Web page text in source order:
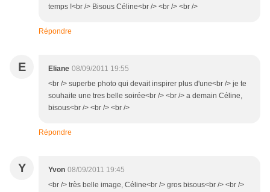
temps !<br /> Bisous Céline<br /> <br /> <br />
Répondre
E Eliane 08/09/2011 19:55
<br /> superbe photo qui devait inspirer plus d'une<br /> je te
souhaite une tres belle soirée<br /> <br /> a demain Céline,
bisous<br /> <br /> <br />
Répondre
Y Yvon 08/09/2011 19:45
<br /> très belle image, Céline<br /> gros bisous<br /> <br />